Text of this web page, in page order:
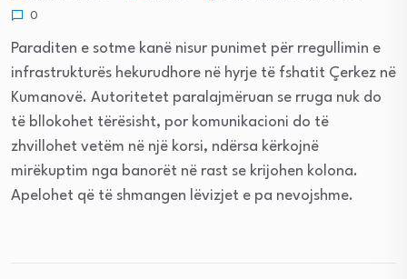
0
Paraditen e sotme kanë nisur punimet për rregullimin e
infrastrukturës hekurudhore në hyrje të fshatit Çerkez në
Kumanovë. Autoritetet paralajmëruan se rruga nuk do
të bllokohet tërësisht, por komunikacioni do të
zhvillohet vetëm në një korsi, ndërsa kërkojnë
mirëkuptim nga banorët në rast se krijohen kolona.
Apelohet që të shmangen lëvizjet e pa nevojshme.